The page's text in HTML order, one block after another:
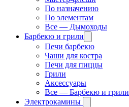
По назначению
По элементам
Все — Дымоходы
Барбекю и грили
Печи барбекю
Чаши для костра
Печи для пиццы
Грили
Аксессуары
Все — Барбекю и грили
Электрокамины